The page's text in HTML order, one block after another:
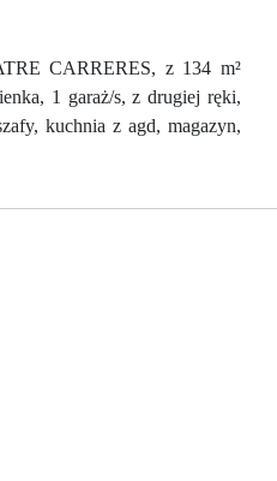
CARRERES, z 134 m²
1 garaż/s, z drugiej ręki,
kuchnia z agd, magazyn,